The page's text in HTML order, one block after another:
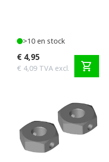
>10 en stock
€ 4,95
€ 4,09 TVA excl. shopping_cart